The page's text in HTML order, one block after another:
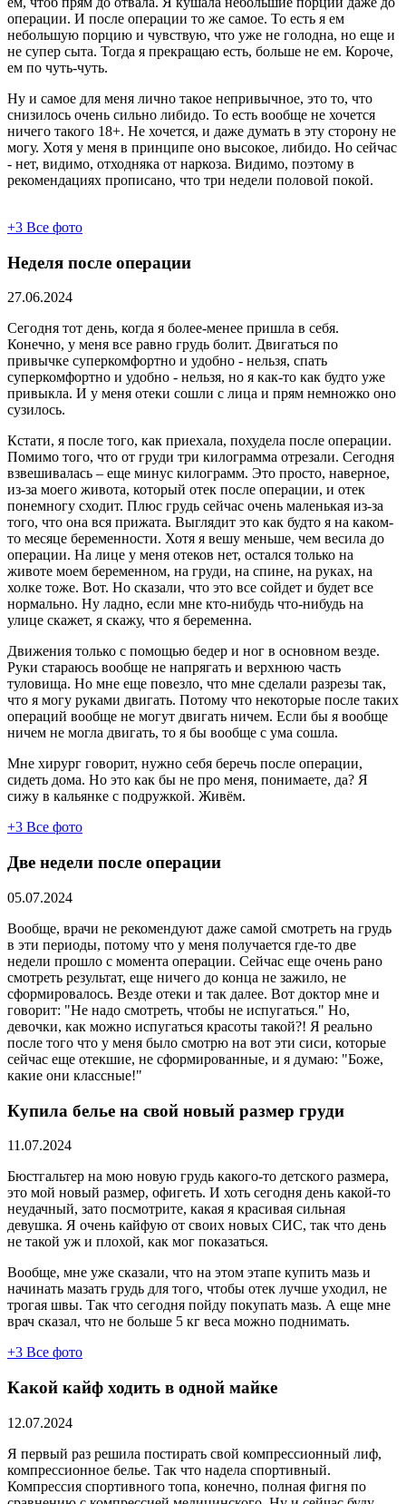
операции. И после операции то же самое. То есть я ем
небольшую порцию и чувствую, что уже не голодна, но еще и
не супер сыта. Тогда я прекращаю есть, больше не ем. Короче,
ем по чуть-чуть.
Ну и самое для меня лично такое непривычное, это то, что
снизилось очень сильно либидо. То есть вообще не хочется
ничего такого 18+. Не хочется, и даже думать в эту сторону не
могу. Хотя у меня в принципе оно высокое, либидо. Но сейчас
- нет, видимо, отходняка от наркоза. Видимо, поэтому в
рекомендациях прописано, что три недели половой покой.
+3 Все фото
Неделя после операции
27.06.2024
Сегодня тот день, когда я более-менее пришла в себя.
Конечно, у меня все равно грудь болит. Двигаться по
привычке суперкомфортно и удобно - нельзя, спать
суперкомфортно и удобно - нельзя, но я как-то как будто уже
привыкла. И у меня отеки сошли с лица и прям немножко оно
сузилось.
Кстати, я после того, как приехала, похудела после операции.
Помимо того, что от груди три килограмма отрезали. Сегодня
взвешивалась – еще минус килограмм. Это просто, наверное,
из-за моего живота, который отек после операции, и отек
понемногу сходит. Плюс грудь сейчас очень маленькая из-за
того, что она вся прижата. Выглядит это как будто я на каком-
то месяце беременности. Хотя я вешу меньше, чем весила до
операции. На лице у меня отеков нет, остался только на
животе моем беременном, на груди, на спине, на руках, на
холке тоже. Вот. Но сказали, что это все сойдет и будет все
нормально. Ну ладно, если мне кто-нибудь что-нибудь на
улице скажет, я скажу, что я беременна.
Движения только с помощью бедер и ног в основном везде.
Руки стараюсь вообще не напрягать и верхнюю часть
туловища. Но мне еще повезло, что мне сделали разрезы так,
что я могу руками двигать. Потому что некоторые после таких
операций вообще не могут двигать ничем. Если бы я вообще
ничем не могла двигать, то я бы вообще с ума сошла.
Мне хирург говорит, нужно себя беречь после операции,
сидеть дома. Но это как бы не про меня, понимаете, да? Я
сижу в кальянке с подружкой. Живём.
+3 Все фото
Две недели после операции
05.07.2024
Вообще, врачи не рекомендуют даже самой смотреть на грудь
в эти периоды, потому что у меня получается где-то две
недели прошло с момента операции. Сейчас еще очень рано
смотреть результат, еще ничего до конца не зажило, не
сформировалось. Везде отеки и так далее. Вот доктор мне и
говорит: "Не надо смотреть, чтобы не испугаться." Но,
девочки, как можно испугаться красоты такой?! Я реально
после того что у меня было смотрю на вот эти сиси, которые
сейчас еще отекшие, не сформированные, и я думаю: "Боже,
какие они классные!"
Купила белье на свой новый размер груди
11.07.2024
Бюстгальтер на мою новую грудь какого-то детского размера,
это мой новый размер, офигеть. И хоть сегодня день какой-то
неудачный, зато посмотрите, какая я красивая сильная
девушка. Я очень кайфую от своих новых СИС, так что день
не такой уж и плохой, как мог показаться.
Вообще, мне уже сказали, что на этом этапе купить мазь и
начинать мазать грудь для того, чтобы отек лучше уходил, не
трогая швы. Так что сегодня пойду покупать мазь. А еще мне
врач сказал, что не больше 5 кг веса можно поднимать.
+3 Все фото
Какой кайф ходить в одной майке
12.07.2024
Я первый раз решила постирать свой компрессионный лиф,
компрессионное белье. Так что надела спортивный.
Компрессия спортивного топа, конечно, полная фигня по